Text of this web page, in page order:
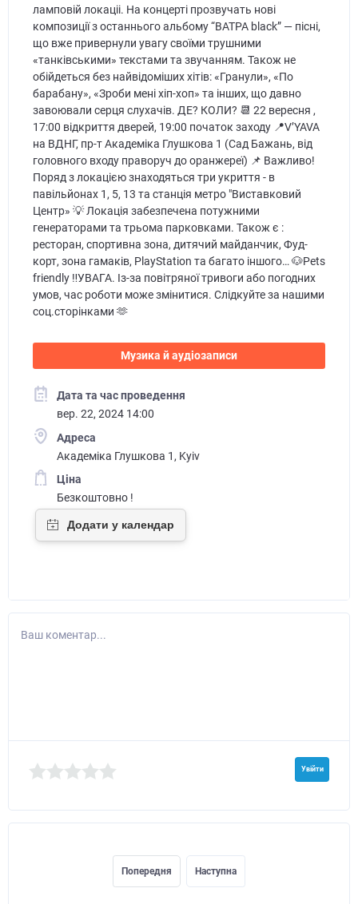
ламповій локаціі. На концерті прозвучать нові
композиції з останнього альбому “ВАТРА black” — пісні,
що вже привернули увагу своїми трушними
«танківськими» текстами та звучанням. Також не
обійдеться без найвідоміших хітів: «Гранули», «По
барабану», «Зроби мені хіп-хоп» та інших, що давно
завоювали серця слухачів. ДЕ? КОЛИ? 📆 22 вересня ,
17:00 відкриття дверей, 19:00 початок заходу 📍V’YAVA
на ВДНГ, пр-т Академіка Глушкова 1 (Сад Бажань, від
головного входу праворуч до оранжереї) 📌 Важливо!
Поряд з локацією знаходяться три укриття - в
павільйонах 1, 5, 13 та станція метро "Виставковий
Центр» 💡 Локація забезпечена потужними
генераторами та трьома парковками. Також є :
ресторан, спортивна зона, дитячий майданчик, Фуд-
корт, зона гамаків, PlayStation та багато іншого… 🐶Pets
friendly ‼️УВАГА. Із-за повітряної тривоги або погодних
умов, час роботи може змінитися. Слідкуйте за нашими
соц.сторінками 🫶
Музика й аудіозаписи
Дата та час проведення
вер. 22, 2024 14:00
Адреса
Академіка Глушкова 1, Kyiv
Ціна
Безкоштовно !
Ваш коментар...
Увійти
Попередня Наступна